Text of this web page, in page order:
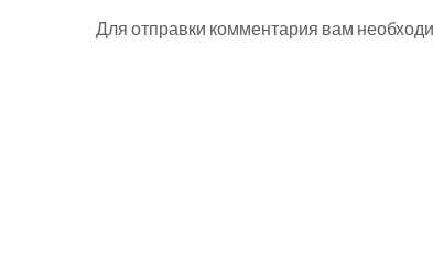
Для отправки комментария вам